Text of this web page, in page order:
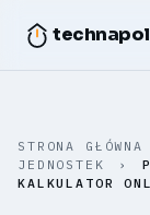
STRONA GŁÓWNA
JEDNOSTEK
›
KALKULATOR